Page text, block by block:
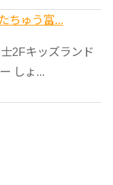
ちゅう富...
2Fキッズランド
しょ...